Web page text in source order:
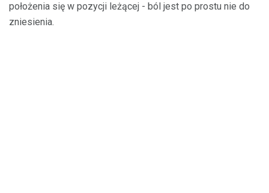
położenia się w pozycji leżącej - ból jest po prostu nie do
zniesienia.